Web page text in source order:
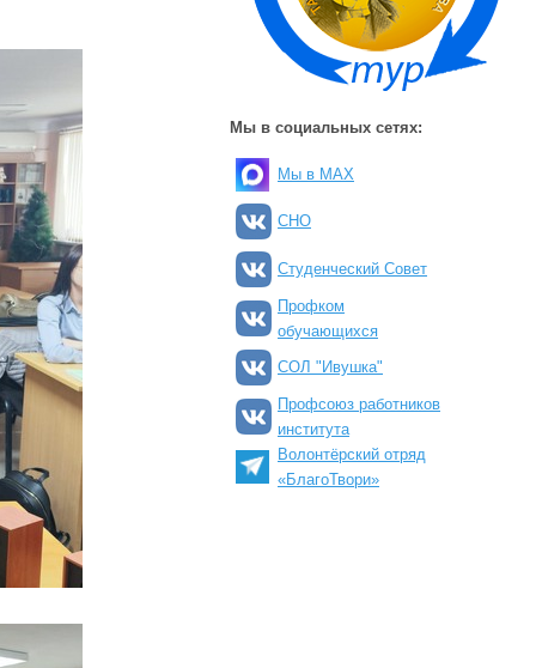
Мы в социальных сетях:
Мы в MAX
СНО
Студенческий Совет
Профком
обучающихся
СОЛ "Ивушка"
Профсоюз работников
института
Волонтёрский отряд
«БлагоТвори»